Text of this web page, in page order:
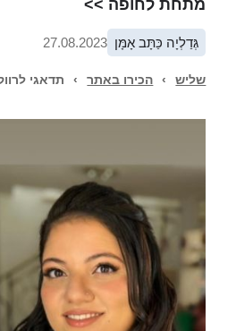
מתחת לחופה >>
גְּדַלְיָה כַּתָּב אָמָּן 27.08.2023
שליש › הכירו באתר › תדאגי